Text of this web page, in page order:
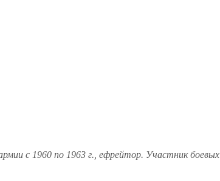
с 1960 по 1963 г., ефрейтор. Участник боевых